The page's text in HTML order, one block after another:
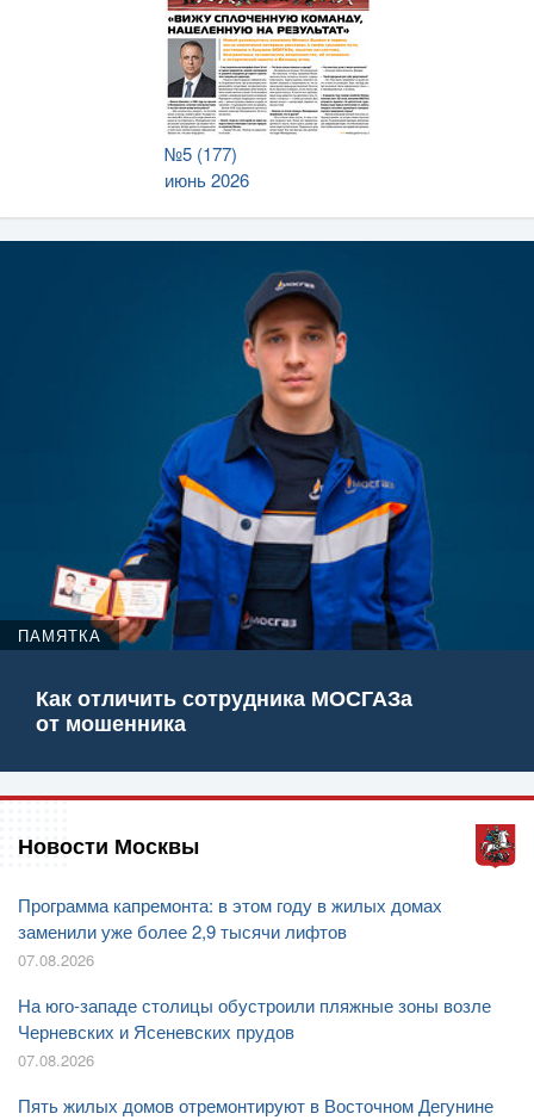
№5 (177)
июнь 2026
ПАМЯТКА
Как отличить сотрудника МОСГАЗа
от мошенника
Новости Москвы
Программа капремонта: в этом году в жилых домах
заменили уже более 2,9 тысячи лифтов
07.08.2026
На юго-западе столицы обустроили пляжные зоны возле
Черневских и Ясеневских прудов
07.08.2026
Пять жилых домов отремонтируют в Восточном Дегунине